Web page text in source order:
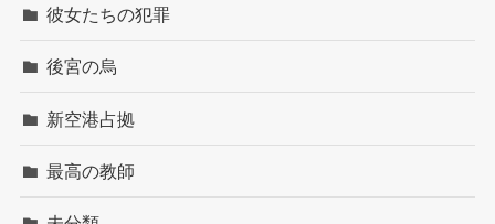
彼女たちの犯罪
後宮の烏
新空港占拠
最高の教師